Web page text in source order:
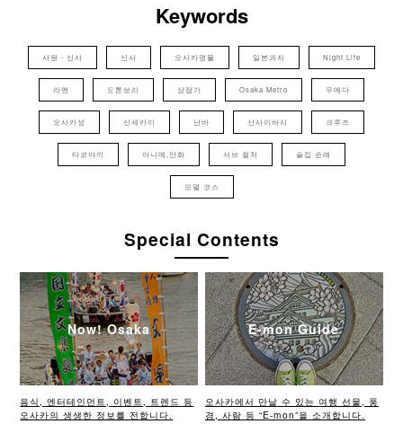
Keywords
사원・신사 신사 오사카명물 일본과자 Night Life
라멘 도톤보리 상점가 Osaka Metro 우메다
오사카성 신세카이 난바 신사이바시 크루즈
타코야끼 아니메,만화 서브 컬처 술집 순례
모델 코스
Special Contents
Now! Osaka
음식, 엔터테인먼트, 이벤트, 트렌드 등
오사카의 생생한 정보를 전합니다.
E-mon Guide
오사카에서 만날 수 있는 여행 선물, 풍
경, 사람 등 “E-mon”을 소개합니다.